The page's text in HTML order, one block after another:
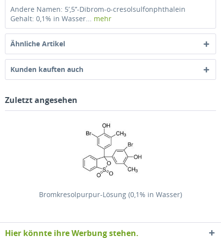
Andere Namen: 5’,5’’-Dibrom-o-cresolsulfonphthalein
Gehalt: 0,1% in Wasser... mehr
Ähnliche Artikel
Kunden kauften auch
Zuletzt angesehen
Bromkresolpurpur-Lösung (0,1% in Wasser)
Hier könnte ihre Werbung stehen.